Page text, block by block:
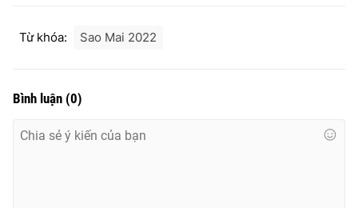
Từ khóa: Sao Mai 2022
Bình luận (0)